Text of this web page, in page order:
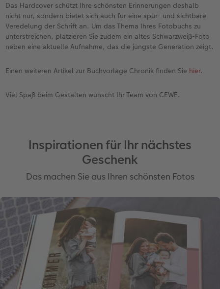
Das Hardcover schützt Ihre schönsten Erinnerungen deshalb
nicht nur, sondern bietet sich auch für eine spür- und sichtbare
Veredelung der Schrift an. Um das Thema Ihres Fotobuchs zu
unterstreichen, platzieren Sie zudem ein altes Schwarzweiß-Foto
neben eine aktuelle Aufnahme, das die jüngste Generation zeigt.
Einen weiteren Artikel zur Buchvorlage Chronik finden Sie hier.
Viel Spaß beim Gestalten wünscht Ihr Team von CEWE.
Inspirationen für Ihr nächstes
Geschenk
Das machen Sie aus Ihren schönsten Fotos